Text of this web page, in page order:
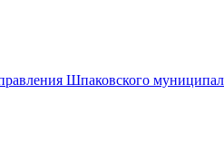
Шпаковского